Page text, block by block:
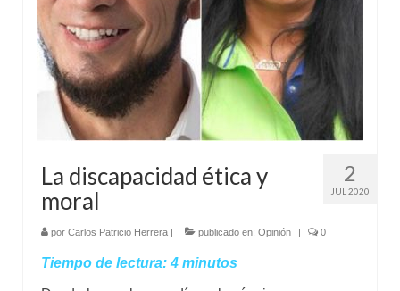
2
JUL 2020
La discapacidad ética y
moral
por Carlos Patricio Herrera | publicado en: Opinión | 0
Tiempo de lectura: 4 minutos